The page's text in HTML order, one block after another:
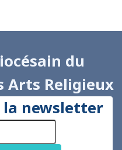
du
Arts Religieux
la newsletter